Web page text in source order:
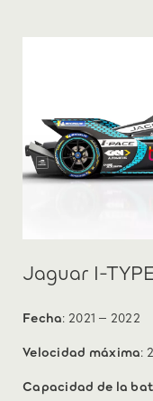
Jaguar I-
Fecha: 2021 – 2022
Velocidad máxima:
Capacidad de la